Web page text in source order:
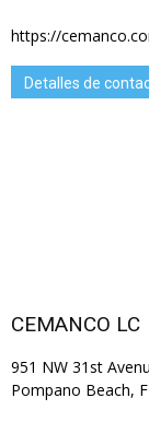
https://
Detalles de
CEMANCO LC
951 NW 31st
Pompano Beach,